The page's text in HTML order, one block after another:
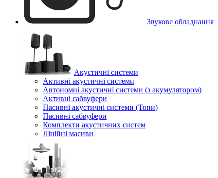
Звукове обладнання
Акустичні системи
Активні акустичні системи
Автономні акустичні системи (з акумулятором)
Активні сабвуфери
Пасивні акустичні системи (Топи)
Пасивні сабвуфери
Комплекти акустичних систем
Лінійні масиви